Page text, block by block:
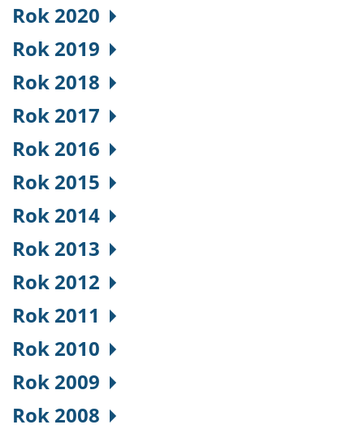
Rok 2020
Rok 2019
Rok 2018
Rok 2017
Rok 2016
Rok 2015
Rok 2014
Rok 2013
Rok 2012
Rok 2011
Rok 2010
Rok 2009
Rok 2008